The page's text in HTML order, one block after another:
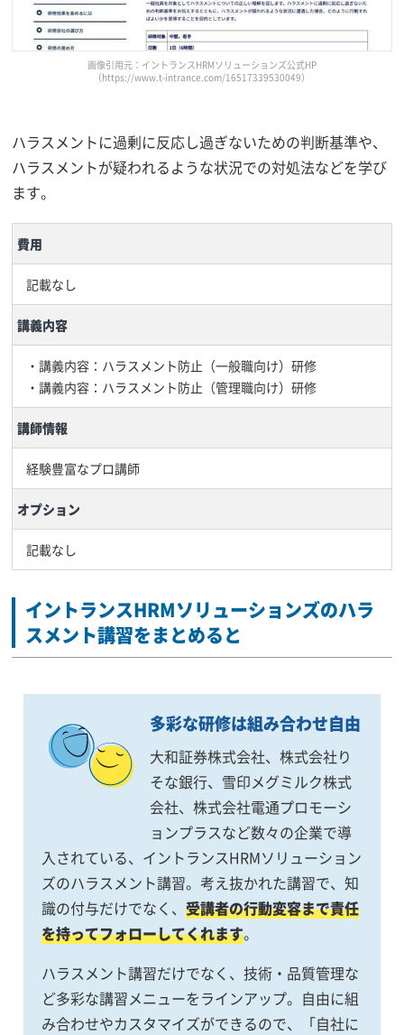
画像引用元：イントランスHRMソリューションズ公式HP
（https://www.t-intrance.com/16517339530049）
ハラスメントに過剰に反応し過ぎないための判断基準や、
ハラスメントが疑われるような状況での対処法などを学び
ます。
費用
記載なし
講義内容
・講義内容：ハラスメント防止（一般職向け）研修
・講義内容：ハラスメント防止（管理職向け）研修
講師情報
経験豊富なプロ講師
オプション
記載なし
イントランスHRMソリューションズのハラ
スメント講習をまとめると
多彩な研修は組み合わせ自由
大和証券株式会社、株式会社り
そな銀行、雪印メグミルク株式
会社、株式会社電通プロモーシ
ョンプラスなど数々の企業で導
入されている、イントランスHRMソリューション
ズのハラスメント講習。考え抜かれた講習で、知
識の付与だけでなく、受講者の行動変容まで責任
を持ってフォローしてくれます。
ハラスメント講習だけでなく、技術・品質管理な
ど多彩な講習メニューをラインアップ。自由に組
み合わせやカスタマイズができるので、「自社に